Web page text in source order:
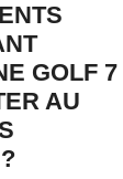
GOLF 7
AU